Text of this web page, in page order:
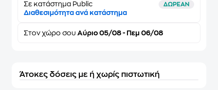
Σε κατάστημα Public ΔΩΡΕΑΝ
Διαθεσιμότητα ανά κατάστημα
Στον χώρο σου Αύριο 05/08 - Πεμ 06/08
Άτοκες δόσεις με ή χωρίς πιστωτική